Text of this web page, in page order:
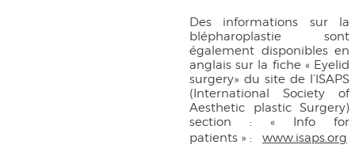
Des informations sur la
blépharoplastie sont
également disponibles en
anglais sur la fiche « Eyelid
surgery» du site de l’ISAPS
(International Society of
Aesthetic plastic Surgery)
section : « Info for
patients » : www.isaps.org